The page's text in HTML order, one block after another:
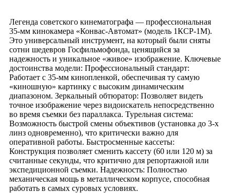
Легенда советского кинематографа — профессиональная
35-мм кинокамера «Конвас-Автомат» (модель 1КСР-1М).
Это универсальный инструмент, на который были сняты
сотни шедевров Госфильмофонда, ценящийся за
надежность и уникальное «живое» изображение. Ключевые
достоинства модели: Профессиональный стандарт:
Работает с 35-мм кинопленкой, обеспечивая ту самую
«киношную» картинку с высоким динамическим
диапазоном. Зеркальный обтюратор: Позволяет видеть
точное изображение через видоискатель непосредственно
во время съемки без параллакса. Турельная система:
Возможность быстрой смены объективов (установка до 3-х
линз одновременно), что критически важно для
оперативной работы. Быстросменные кассеты:
Конструкция позволяет сменить кассету (60 или 120 м) за
считанные секунды, что критично для репортажной или
экспедиционной съемки. Надежность: Полностью
механическая мощь в металлическом корпусе, способная
работать в самых суровых условиях.